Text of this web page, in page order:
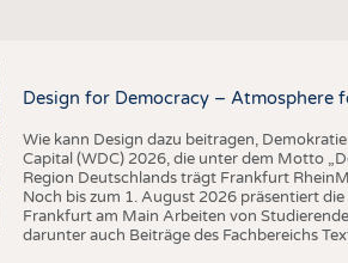
Design for Democracy – Atmosphere
Wie kann Design dazu beitragen,
Capital (WDC) 2026, die unter dem Motto
Region Deutschlands trägt Frankfurt
Noch bis zum 1. August 2026 präsentiert
Frankfurt am Main Arbeiten von
darunter auch Beiträge des Fachbereichs